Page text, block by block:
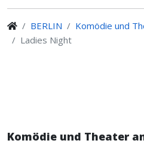
BERLIN
Komödie und
Ladies Night
Komödie und Theater